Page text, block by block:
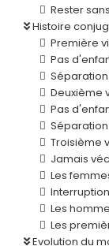
Rester
Histoire
Première
Pas
Deuxième
Pas
Troisième
Jamais
Les
Les
Les
Evolution du